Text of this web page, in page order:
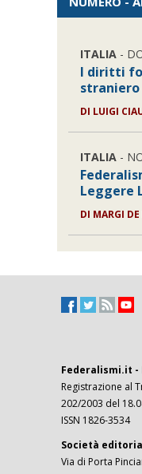
ITALIA -
I diritti
straniero
DI LUIGI
ITALIA -
Leggere
DI MARGI
Federalismi.it -
Registrazione al
202/2003 del
ISSN 1826-3534
Società
Via di Porta